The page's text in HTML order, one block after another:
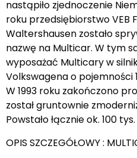
nastąpiło zjednoczenie
roku przedsiębiorstwo VEB
Waltershausen zostało
nazwę na Multicar. W tym
wyposażać Multicary w
Volkswagena o pojemności
W 1993 roku zakończono
został gruntownie
Powstało łącznie ok. 100
OPIS SZCZEGÓŁOWY :